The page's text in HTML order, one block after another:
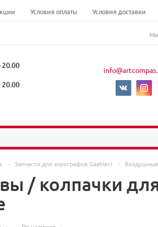
Условия оплаты Условия доставки
- Запчасти для аэрографов Gaahleri - Воздушные
/ колпачки